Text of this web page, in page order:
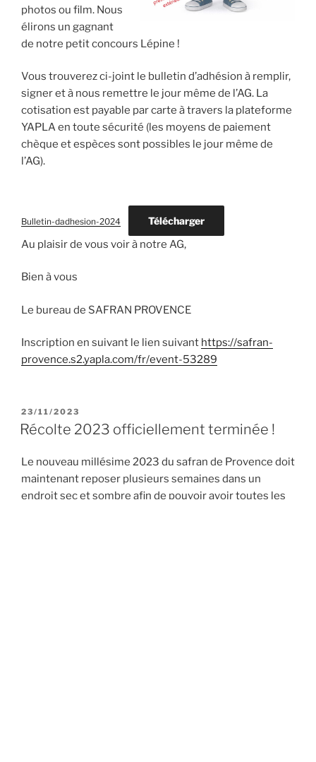
photos ou film. Nous
élirons un gagnant
de notre petit concours Lépine !
Vous trouverez ci-joint le bulletin d’adhésion à remplir,
signer et à nous remettre le jour même de l’AG. La
cotisation est payable par carte à travers la plateforme
YAPLA en toute sécurité (les moyens de paiement
chèque et espèces sont possibles le jour même de
l’AG).
Bulletin-dadhesion-2024 Télécharger
Au plaisir de vous voir à notre AG,
Bien à vous
Le bureau de SAFRAN PROVENCE
Inscription en suivant le lien suivant https://safran-
provence.s2.yapla.com/fr/event-53289
PUBLIÉ
LE
23/11/2023
Récolte 2023 officiellement terminée !
Le nouveau millésime 2023 du safran de Provence doit
maintenant reposer plusieurs semaines dans un
endroit sec et sombre afin de pouvoir avoir toutes les